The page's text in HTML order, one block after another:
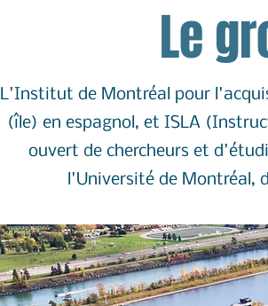
Le
L'Institut de Montréal pour
(île) en espagnol, et ISLA
ouvert de chercheurs et
l'Université de Montréal,